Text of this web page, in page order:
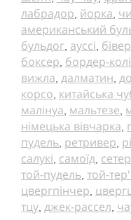
лабрадор йорка
американський
бульдог ауссі
боксер бордер-колі
вижла далматин
корсо китайська
малінуа мальтезе
німецька вівчарка
пудель ретривер
салукі самоїд сетер
той-пудель той-
цвергпінчер
тцу джек-рассел